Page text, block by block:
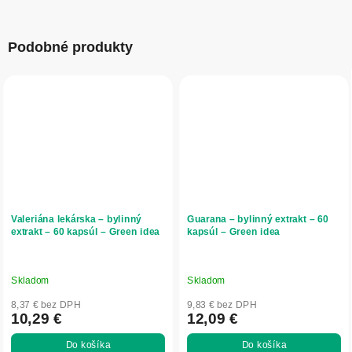
Podobné produkty
Valeriána lekárska – bylinný
extrakt – 60 kapsúl – Green idea
Skladom
8,37 € bez DPH
10,29 €
Do košíka
Guarana – bylinný extrakt – 60
kapsúl – Green idea
Skladom
9,83 € bez DPH
12,09 €
Do košíka